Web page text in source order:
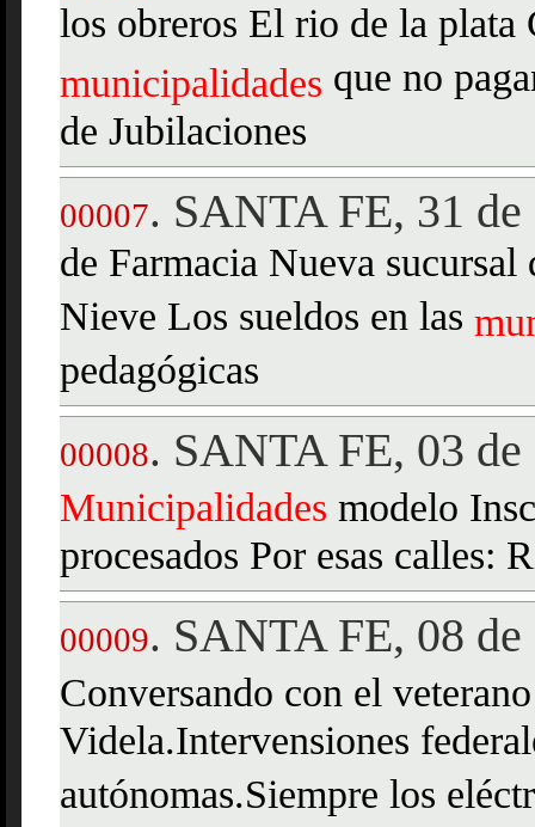
los obreros El rio de la plata
municipalidades que no
de Jubilaciones
00007. SANTA FE, 31
de Farmacia Nueva
Nieve Los sueldos en las
pedagógicas
00008. SANTA FE, 03
Municipalidades modelo
procesados Por esas calles:
00009. SANTA FE, 08
Conversando con el
Videla.Intervensiones
autónomas.Siempre los